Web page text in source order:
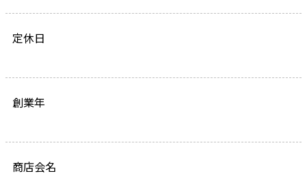
定休日
創業年
商店会名